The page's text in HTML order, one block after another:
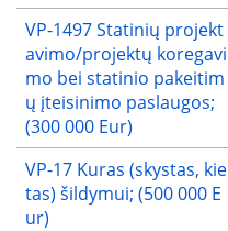
VP-1497 Statinių projekt
avimo/projektų koregavi
mo bei statinio pakeitim
ų įteisinimo paslaugos;
(300 000 Eur)
VP-17 Kuras (skystas, kie
tas) šildymui; (500 000 E
ur)